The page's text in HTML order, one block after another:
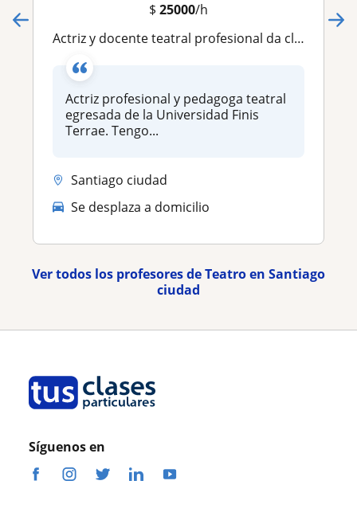
$ 25000/h
Actriz y docente teatral profesional da clases de teatro a personas de todas las edades y niveles
Actriz profesional y pedagoga teatral
egresada de la Universidad Finis
Terrae. Tengo...
Santiago ciudad
Se desplaza a domicilio
Ver todos los profesores de Teatro en Santiago
ciudad
Síguenos en